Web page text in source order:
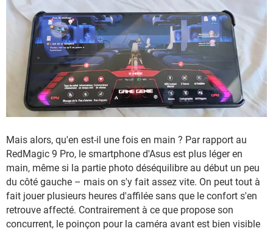
Mais alors, qu'en est-il une fois en main ? Par rapport au
RedMagic 9 Pro, le smartphone d'Asus est plus léger en
main, même si la partie photo déséquilibre au début un peu
du côté gauche – mais on s'y fait assez vite. On peut tout à
fait jouer plusieurs heures d'affilée sans que le confort s'en
retrouve affecté. Contrairement à ce que propose son
concurrent, le poinçon pour la caméra avant est bien visible